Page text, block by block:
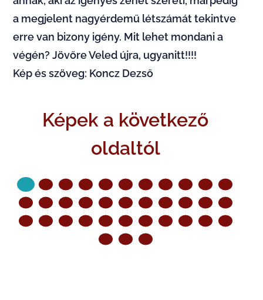
a megjelent nagyérdemű létszámát tekintve
erre van bizony igény. Mit lehet mondani a
végén? Jövőre Veled újra, ugyanitt!!!!
Kép és szöveg: Koncz Dezső
Képek a következő
oldaltól